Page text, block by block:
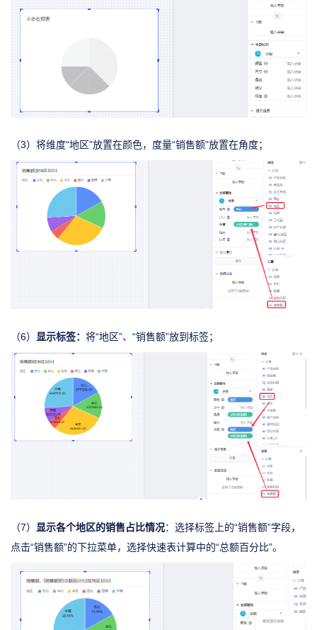
（3）将维度“地区”放置在颜色，度量“销售额”放置在角度；
（6） 显示标签： 将“地区”、“销售额”放到标签；
（7） 显示各个地区的销售占比情况：选择标签上的“销售额”字段，
点击“销售额”的下拉菜单，选择快速表计算中的“总额百分比”。